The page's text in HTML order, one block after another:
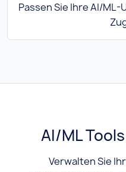
Passen Sie Ihre AI/
AI/ML
Verwalten Sie